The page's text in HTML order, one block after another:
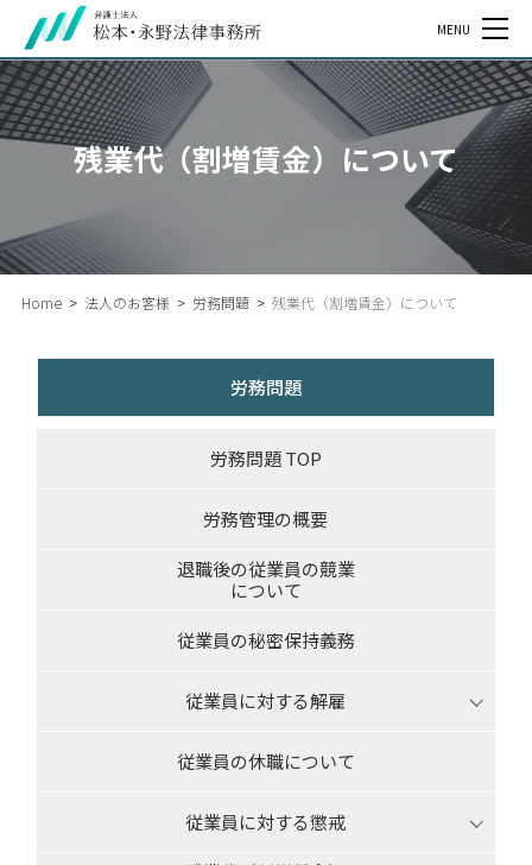
MENU
残業代（割増賃金）について
Home > 法人のお客様 > 労務問題 > 残業代（割増賃金）について
労務問題
労務問題 TOP
労務管理の概要
退職後の従業員の競業
について
従業員の秘密保持義務
従業員に対する解雇
従業員の休職について
従業員に対する懲戒